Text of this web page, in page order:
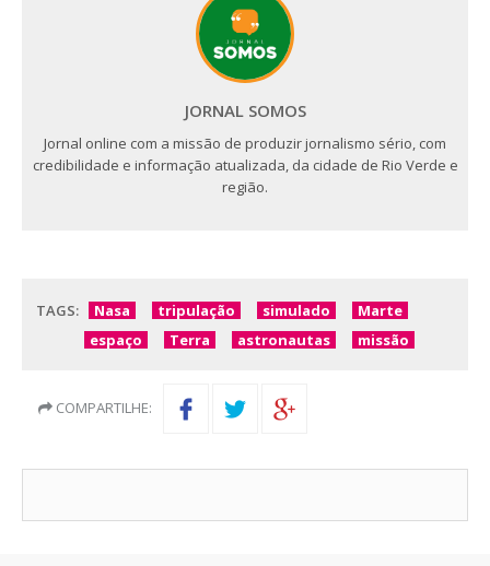
JORNAL SOMOS
Jornal online com a missão de produzir jornalismo sério, com
credibilidade e informação atualizada, da cidade de Rio Verde e
região.
TAGS: Nasa tripulação simulado
Marte
espaço
Terra astronautas missão
COMPARTILHE: